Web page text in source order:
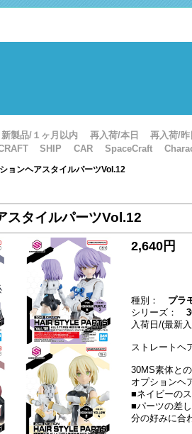
新製品/１ヶ月以内 再入荷/本日 再入荷/昨
SHIP CAR SpaceCraft
ョンヘアスタイルパーツVol.12
スタイルパーツVol.12
2,640円
種別： プラ
シリーズ：
入荷日/(最新
ストレートヘ
30MS素体と
オプションヘ
■ネイビーの
■パーツの差
分の好みに合